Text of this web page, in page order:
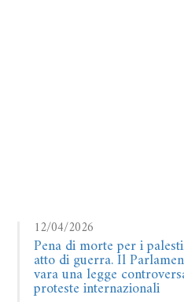
12/04/2026
Pena di morte per i
atto di guerra. Il
vara una legge
proteste internazionali